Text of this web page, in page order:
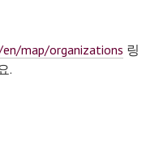
map/organizations 링
.